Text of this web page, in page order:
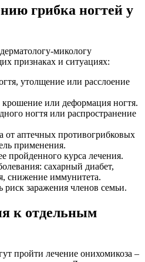
грибка ногтей у
микологу
признаках и ситуациях:
утолщение или расслоение
или деформация ногтя.
ногтя или распространение
от аптечных противогрибковых
применения.
пройденного курса лечения.
сахарный диабет,
снижение иммунитета.
заражения членов семьи.
к отдельным
пройти лечение онихомикоза –